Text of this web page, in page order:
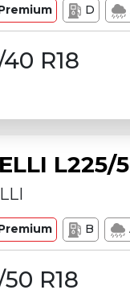
D
R18
L225/
B
R18